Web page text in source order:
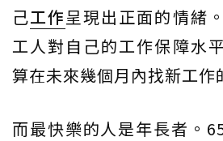
己工作呈現出正面的情緒
工人對自己的工作保障水
算在未來幾個月內找新工作
而最快樂的人是年長者。